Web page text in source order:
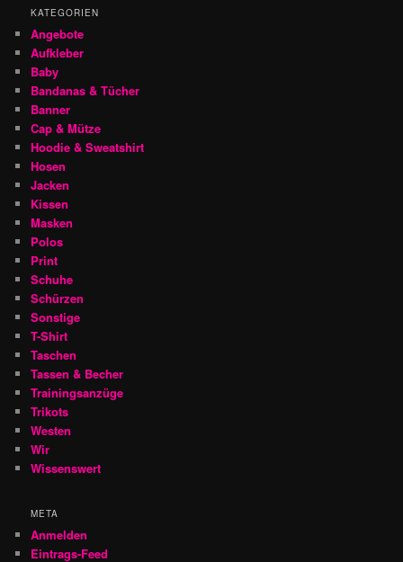
KATEGORIEN
Angebote
Aufkleber
Baby
Bandanas & Tücher
Banner
Cap & Mütze
Hoodie & Sweatshirt
Hosen
Jacken
Kissen
Masken
Polos
Print
Schuhe
Schürzen
Sonstige
T-Shirt
Taschen
Tassen & Becher
Trainingsanzüge
Trikots
Westen
Wir
Wissenswert
META
Anmelden
Eintrags-Feed